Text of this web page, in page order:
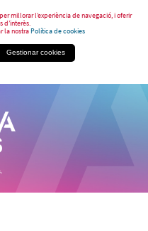
millorar l’experiència de navegació, i oferir
d’interès.
la nostraPolítica de cookies
Gestionar cookies